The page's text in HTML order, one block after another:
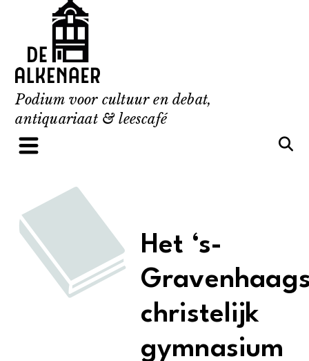
content
Podium voor cultuur en debat,
antiquariaat & leescafé
Het ‘s-
christelijk
gymnasium